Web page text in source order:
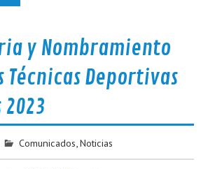
y Nombramiento
Técnicas Deportivas
Comunicados,Noticias